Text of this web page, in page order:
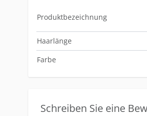
Produktbezeichnung
Haarlänge
Farbe
Schreiben Sie eine